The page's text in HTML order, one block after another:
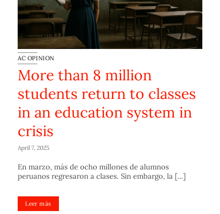
AC OPINION
More than 8 million
students return to classes
in an education system in
crisis
April 7, 2025
En marzo, más de ocho millones de alumnos
peruanos regresaron a clases. Sin embargo, la [...]
Leer más